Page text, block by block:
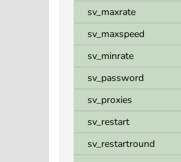
sv_maxrate
sv_maxspeed
sv_minrate
sv_password
sv_proxies
sv_restart
sv_restartround